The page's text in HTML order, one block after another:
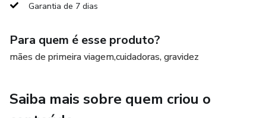
"Estou fazendo algo errado?"
"É normal ele acordar tanto?"
Essas perguntas não mostram fraqueza. Elas mostram o
quanto você se importa.
Garantia de 7 dias
Para quem é esse produto?
mães de primeira viagem,cuidadoras, gravidez
Saiba mais sobre quem criou o